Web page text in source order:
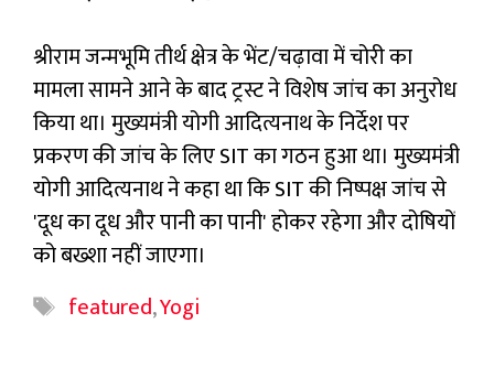
श्रीराम जन्मभूमि तीर्थ क्षेत्र के भेंट/चढ़ावा में चोरी का
मामला सामने आने के बाद ट्रस्ट ने विशेष जांच का अनुरोध
किया था। मुख्यमंत्री योगी आदित्यनाथ के निर्देश पर
प्रकरण की जांच के लिए SIT का गठन हुआ था। मुख्यमंत्री
योगी आदित्यनाथ ने कहा था कि SIT की निष्पक्ष जांच से
'दूध का दूध और पानी का पानी' होकर रहेगा और दोषियों
को बख्शा नहीं जाएगा।
Tags
featured,Yogi